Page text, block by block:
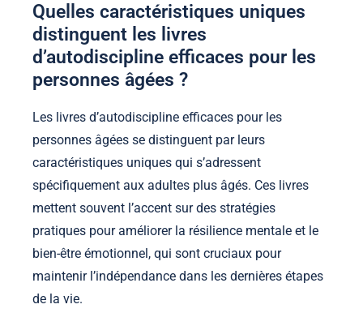
Quelles caractéristiques uniques
distinguent les livres
d’autodiscipline efficaces pour les
personnes âgées ?
Les livres d’autodiscipline efficaces pour les
personnes âgées se distinguent par leurs
caractéristiques uniques qui s’adressent
spécifiquement aux adultes plus âgés. Ces livres
mettent souvent l’accent sur des stratégies
pratiques pour améliorer la résilience mentale et le
bien-être émotionnel, qui sont cruciaux pour
maintenir l’indépendance dans les dernières étapes
de la vie.